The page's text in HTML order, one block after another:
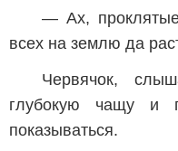
— Ах,
всех на землю да
Червячок,
глубокую чащу
показываться.